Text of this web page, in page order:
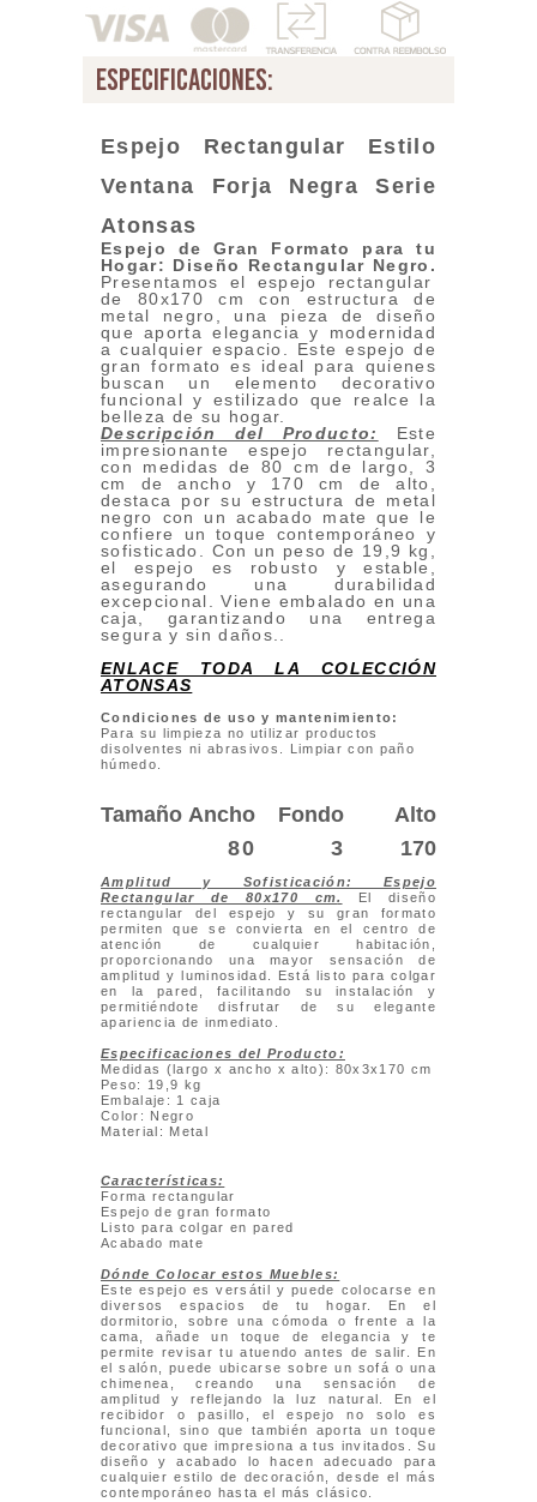
especificaciones:
Espejo Rectangular Estilo
Ventana Forja Negra Serie
Atonsas
Espejo de Gran Formato para tu
Hogar: Diseño Rectangular Negro.
Presentamos el espejo rectangular
de 80x170 cm con estructura de
metal negro, una pieza de diseño
que aporta elegancia y modernidad
a cualquier espacio. Este espejo de
gran formato es ideal para quienes
buscan un elemento decorativo
funcional y estilizado que realce la
belleza de su hogar.
Descripción del Producto:
Este
impresionante espejo rectangular,
con medidas de 80 cm de largo, 3
cm de ancho y 170 cm de alto,
destaca por su estructura de metal
negro con un acabado mate que le
confiere un toque contemporáneo y
sofisticado. Con un peso de 19,9 kg,
el espejo es robusto y estable,
asegurando una durabilidad
excepcional. Viene embalado en una
caja, garantizando una entrega
segura y sin daños..
ENLACE TODA LA COLECCIÓN
ATONSAS
Condiciones de uso y mantenimiento:
Para su limpieza no utilizar productos
disolventes ni abrasivos. Limpiar con paño
húmedo.
Tamaño Ancho Fondo
Alto
80
3 170
Amplitud y Sofisticación: Espejo
Rectangular de 80x170 cm.
El diseño
rectangular del espejo y su gran formato
permiten que se convierta en el centro de
atención de cualquier habitación,
proporcionando una mayor sensación de
amplitud y luminosidad. Está listo para colgar
en la pared, facilitando su instalación y
permitiéndote disfrutar de su elegante
apariencia de inmediato.
Especificaciones del Producto:
Medidas (largo x ancho x alto): 80x3x170 cm
Peso: 19,9 kg
Embalaje: 1 caja
Color: Negro
Material: Metal
Características:
Forma rectangular
Espejo de gran formato
Listo para colgar en pared
Acabado mate
Dónde Colocar estos Muebles:
Este espejo es versátil y puede colocarse en
diversos espacios de tu hogar. En el
dormitorio, sobre una cómoda o frente a la
cama, añade un toque de elegancia y te
permite revisar tu atuendo antes de salir. En
el salón, puede ubicarse sobre un sofá o una
chimenea, creando una sensación de
amplitud y reflejando la luz natural. En el
recibidor o pasillo, el espejo no solo es
funcional, sino que también aporta un toque
decorativo que impresiona a tus invitados. Su
diseño y acabado lo hacen adecuado para
cualquier estilo de decoración, desde el más
contemporáneo hasta el más clásico.